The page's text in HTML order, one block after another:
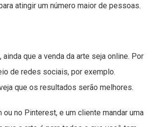
atingir um número maior de pessoas.
que a venda da arte seja online. Por
de redes sociais, por exemplo.
que os resultados serão melhores.
no Pinterest, e um cliente mandar uma